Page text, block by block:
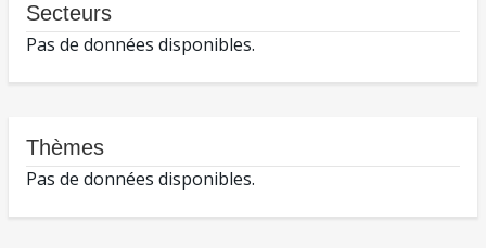
Secteurs
Pas de données disponibles.
Thèmes
Pas de données disponibles.